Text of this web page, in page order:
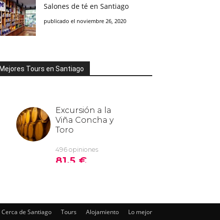
Salones de té en Santiago
publicado el noviembre 26, 2020
Mejores Tours en Santiago
Cerca de Santiago Tours Alojamiento Lo mejor